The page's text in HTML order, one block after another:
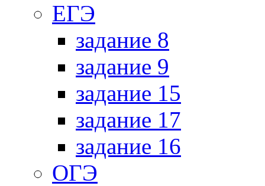
ЕГЭ
задание 8
задание 9
задание 15
задание 17
задание 16
ОГЭ